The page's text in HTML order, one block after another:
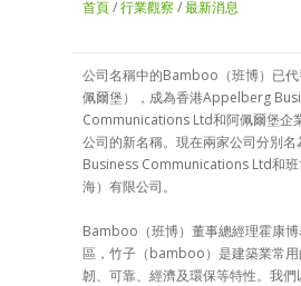
首頁/行業觀察 /最新消息
公司名稱中的Bamboo（班博）已
佩爾堡），成為香港Appelberg
Communications Ltd和阿佩爾堡企
公司的新名稱。現在兩家公司分別
Business Communications Ltd和班
海）有限公司。
Bamboo（班博）董事總經理霍康
區，竹子（bamboo）是建築業常用
韌、可靠、經濟及環保等特性。我